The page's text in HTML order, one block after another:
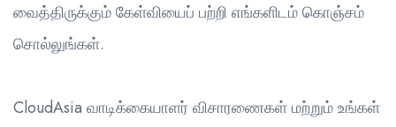
வைத்திருக்கும் கேள்வியைப் பற்றி எங்களிடம் கொஞ்சம்
சொல்லுங்கள்.
CloudAsia வாடிக்கையாளர் விசாரணைகள் மற்றும் உங்கள்